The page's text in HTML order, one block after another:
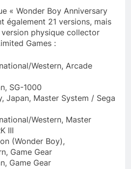
« Wonder Boy Anniversary
également 21 versions, mais
physique collector
Games :
Western, Arcade
SG-1000
Japan, Master System / Sega
Western, Master
III
(Wonder Boy),
Game Gear
Game Gear